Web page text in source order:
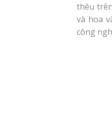
thêu
và hoa
công